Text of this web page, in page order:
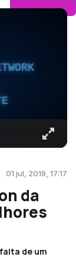
01 jul, 2019, 17:17
da
de um